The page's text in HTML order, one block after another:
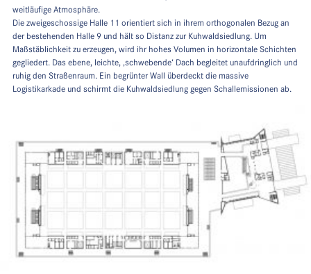
weitläufige Atmosphäre.
Die zweigeschossige Halle 11 orientiert sich in ihrem orthogonalen Bezug an
der bestehenden Halle 9 und hält so Distanz zur Kuhwaldsiedlung. Um
Maßstäblichkeit zu erzeugen, wird ihr hohes Volumen in horizontale Schichten
gegliedert. Das ebene, leichte, ‚schwebende‘ Dach begleitet unaufdringlich und
ruhig den Straßenraum. Ein begrünter Wall überdeckt die massive
Logistikarkade und schirmt die Kuhwaldsiedlung gegen Schallemissionen ab.